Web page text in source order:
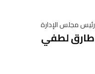
رئيس مجلس الإدارة
طارق لطفي